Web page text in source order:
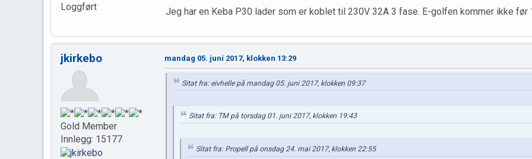
Loggført
Jeg har en Keba P30 lader som er koblet til 230V 32A 3 fase. E-golfen kommer ikke
jkirkebo
Gold Member
Innlegg: 15177
mandag 05. juni 2017, klokken 13:29
Sitat fra: eivhelle på mandag 05. juni 2017, klokken 09:37
Sitat fra: TM på torsdag 01. juni 2017, klokken 19:43
Sitat fra: Propell på onsdag 24. mai 2017, klokken 22:55